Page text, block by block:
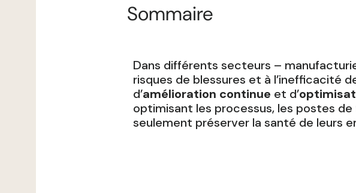
Sommaire
Dans différents secteurs –
risques de blessures et à l’inefficacité
d’amélioration continue et d’
optimisant les processus, les postes
seulement préserver la santé de leurs